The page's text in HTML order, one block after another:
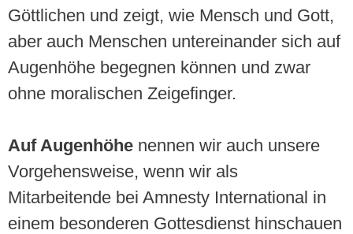
Göttlichen und zeigt, wie Mensch und Gott,
aber auch Menschen untereinander sich auf
Augenhöhe begegnen können und zwar
ohne moralischen Zeigefinger.
Auf Augenhöhe nennen wir auch unsere
Vorgehensweise, wenn wir als
Mitarbeitende bei Amnesty International in
einem besonderen Gottesdienst hinschauen